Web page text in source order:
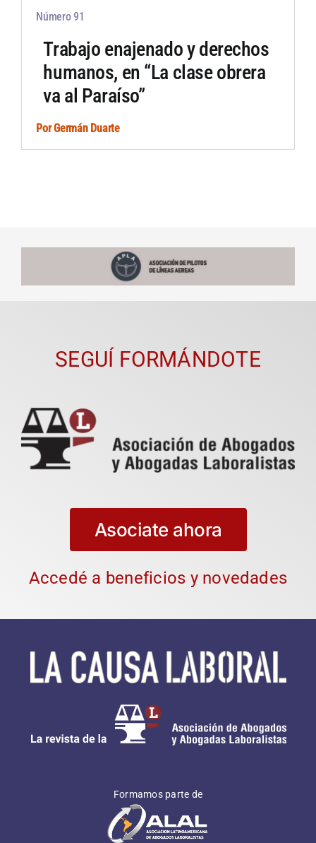
Número 91
Trabajo enajenado y derechos
humanos, en “La clase obrera
va al Paraíso”
PorGermán Duarte
SEGUÍ FORMÁNDOTE
Asociate ahora
Accedé a beneficios y novedades
Formamos parte de